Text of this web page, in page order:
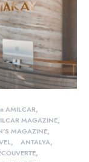
AMILCAR
MAGAZINE
MAGAZINE
ANTALYA